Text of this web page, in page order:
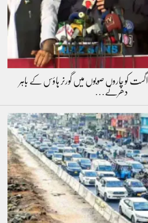
جماعت اسلامی کا 9 اگست کو چاروں صوبوں میں گورنر ہاؤس کے باہر
دھرنے…